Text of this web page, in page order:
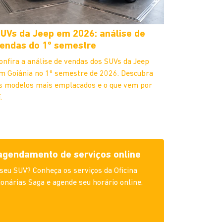
da Jeep em 2026: análise de
do 1º semestre
a análise de vendas dos SUVs da Jeep
Goiânia no 1º semestre de 2026. Descubra
modelos mais emplacados e o que vem por
de serviços online
SUV? Conheça os serviços da Oficina
Saga e agende seu horário online.